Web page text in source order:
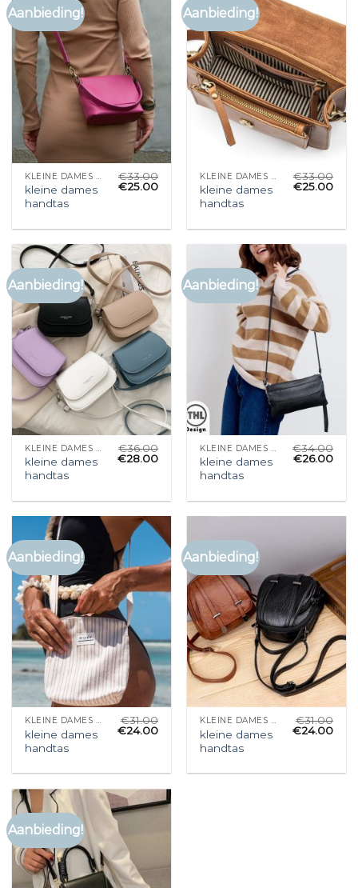
Aanbieding!
kleine dames
handtas
€33.00
€25.00
Aanbieding!
kleine dames
handtas
€33.00
€25.00
Aanbieding!
KLEINE DAMES HANDTAS
kleine dames
handtas
€36.00
€28.00
Aanbieding!
KLEINE DAMES HANDTAS
kleine dames
handtas
€34.00
€26.00
Aanbieding!
KLEINE DAMES HANDTAS
kleine dames
handtas
€31.00
€24.00
Aanbieding!
KLEINE DAMES HANDTAS
kleine dames
handtas
€31.00
€24.00
Aanbieding!